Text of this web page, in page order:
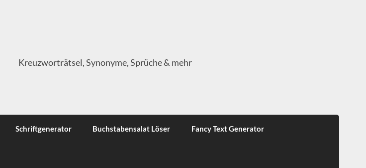
Kreuzworträtsel, Synonyme, Sprüche & mehr
Schriftgenerator Buchstabensalat Löser Fancy Text Generator